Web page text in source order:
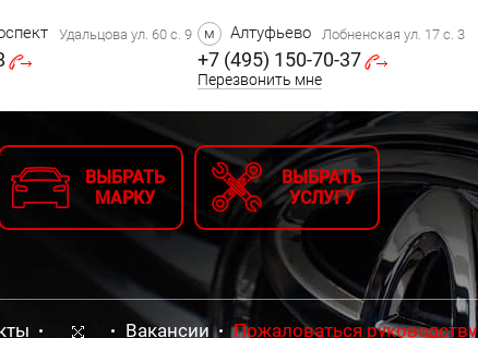
Удальцова ул. 60 с. 9 м Алтуфьево Лобненская ул. 17 с. 3
+7 (495) 150-70-37
Перезвонить мне
ВЫБРАТЬ
МАРКУ
ВЫБРАТЬ
УСЛУГУ
Вакансии Пожаловаться руководству